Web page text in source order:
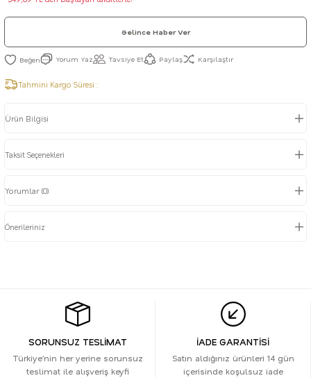
Gelince Haber Ver
Yorum Yaz Tavsiye Et Paylaş Karşılaştır
Tahmini Kargo Süresi :
Ürün Bilgisi
Taksit Seçenekleri
Yorumlar (0)
Önerileriniz
SORUNSUZ TESLİMAT
Türkiye’nin her yerine sorunsuz
teslimat ile alışveriş keyfi
İADE GARANTİSİ
Satın aldığınız ürünleri 14 gün
içerisinde koşulsuz iade